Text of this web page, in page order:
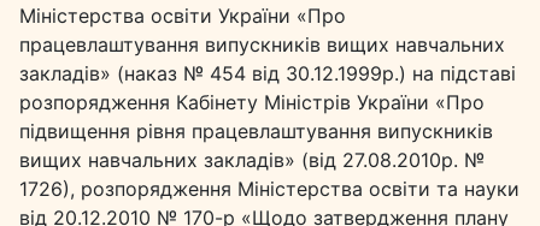
Міністерства освіти України «Про
працевлаштування випускників вищих навчальних
закладів» (наказ № 454 від 30.12.1999р.) на підставі
розпорядження Кабінету Міністрів України «Про
підвищення рівня працевлаштування випускників
вищих навчальних закладів» (від 27.08.2010р. №
1726), розпорядження Міністерства освіти та науки
від 20.12.2010 № 170-р «Щодо затвердження плану